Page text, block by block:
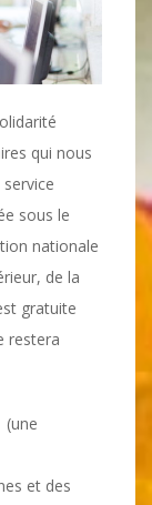
qui nous
sous le
nationale
de la
gratuite
restera
(une
et des